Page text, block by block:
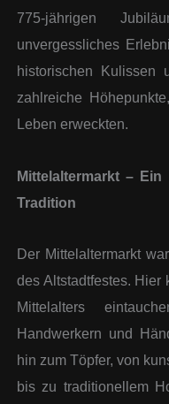
775-jährigen
unvergessliches
historischen Kulissen
zahlreiche
Leben erweckten.
Mittelaltermarkt –
Tradition
Der Mittelaltermarkt
des Altstadtfestes.
Mittelalters
Handwerkern und
hin zum Töpfer, von
bis zu traditionellem